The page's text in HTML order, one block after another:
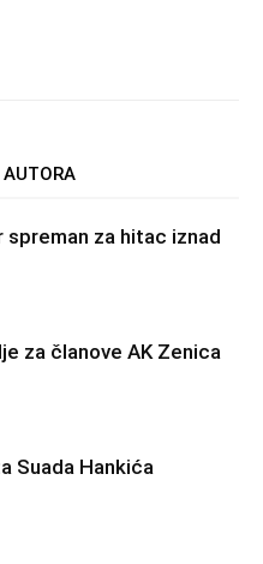
spreman za hitac iznad
za članove AK Zenica
Suada Hankića